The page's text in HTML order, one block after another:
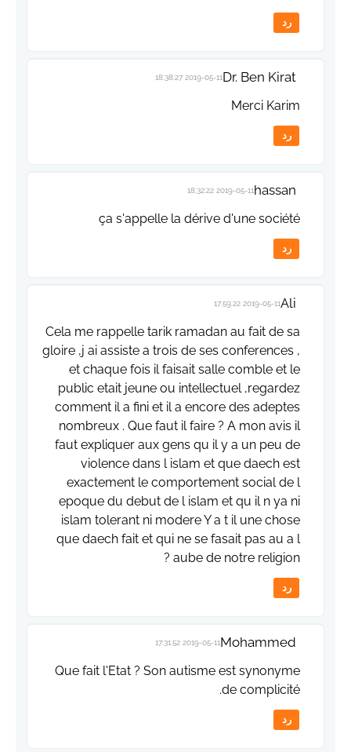
رد
Dr. Ben Kirat
2019-05-11 18:38:27
Merci Karim
رد
hassan
2019-05-11 18:32:22
ça s'appelle la dérive d'une société
رد
Ali
2019-05-11 17:59:22
Cela me rappelle tarik ramadan au fait de sa
gloire ,j ai assiste a trois de ses conferences ,
et chaque fois il faisait salle comble et le
public etait jeune ou intellectuel ,regardez
comment il a fini et il a encore des adeptes
nombreux . Que faut il faire ? A mon avis il
faut expliquer aux gens qu il y a un peu de
violence dans l islam et que daech est
exactement le comportement social de l
epoque du debut de l islam et qu il n ya ni
islam tolerant ni modere Y a t il une chose
que daech fait et qui ne se fasait pas au a l
aube de notre religion ?
رد
Mohammed
2019-05-11 17:31:52
Que fait l'Etat ? Son autisme est synonyme
de complicité.
رد